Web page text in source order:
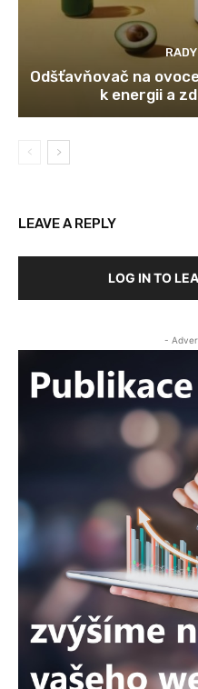
Odšťavňovač na
k energii a
LEAVE A REPLY
LOG IN TO
-